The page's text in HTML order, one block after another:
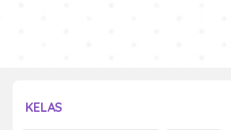
KELAS